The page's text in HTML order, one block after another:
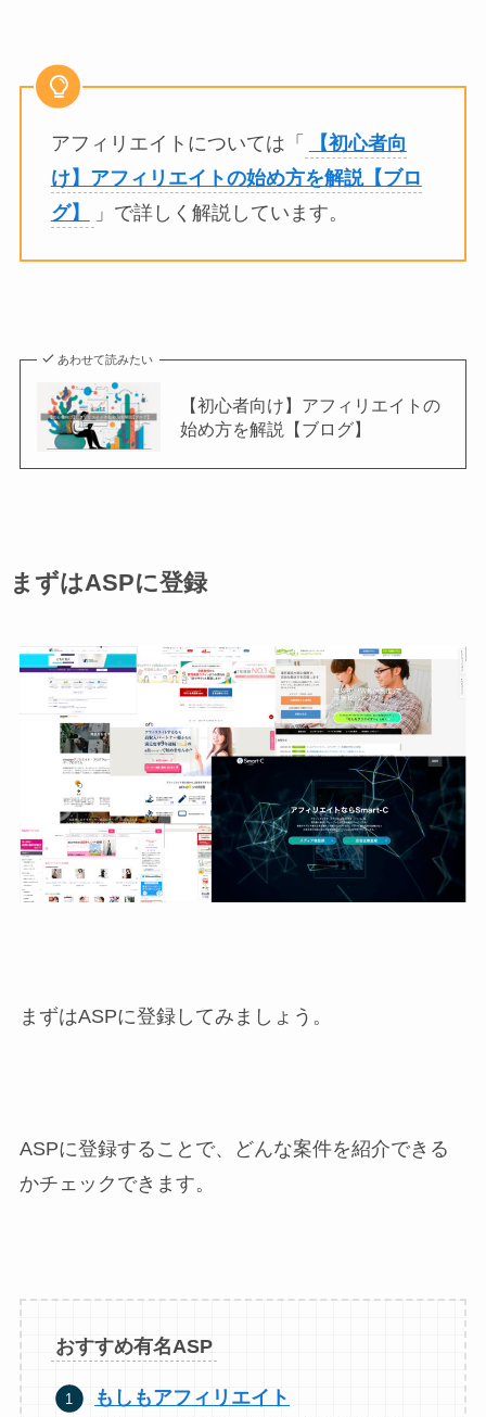
アフィリエイトについては「
【初心者向
け】アフィリエイトの始め方を解説【ブロ
グ】
」で詳しく解説しています。
あわせて読みたい
【初心者向け】アフィリエイトの
始め方を解説【ブログ】
まずはASPに登録
まずはASPに登録してみましょう。
ASPに登録することで、どんな案件を紹介できる
かチェックできます。
おすすめ有名ASP
もしもアフィリエイト